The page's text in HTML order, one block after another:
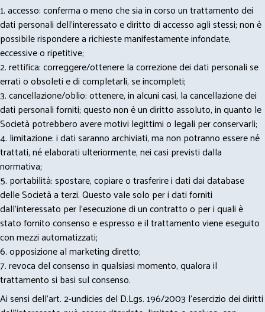
1. accesso: conferma o meno che sia in corso un trattamento dei
dati personali dell’interessato e diritto di accesso agli stessi; non è
possibile rispondere a richieste manifestamente infondate,
eccessive o ripetitive;
2. rettifica: correggere/ottenere la correzione dei dati personali se
errati o obsoleti e di completarli, se incompleti;
3. cancellazione/oblio: ottenere, in alcuni casi, la cancellazione dei
dati personali forniti; questo non è un diritto assoluto, in quanto le
Società potrebbero avere motivi legittimi o legali per conservarli;
4. limitazione: i dati saranno archiviati, ma non potranno essere né
trattati, né elaborati ulteriormente, nei casi previsti dalla
normativa;
5. portabilità: spostare, copiare o trasferire i dati dai database
delle Società a terzi. Questo vale solo per i dati forniti
dall’interessato per l’esecuzione di un contratto o per i quali è
stato fornito consenso e espresso e il trattamento viene eseguito
con mezzi automatizzati;
6. opposizione al marketing diretto;
7. revoca del consenso in qualsiasi momento, qualora il
trattamento si basi sul consenso.
Ai sensi dell’art. 2-undicies del D.Lgs. 196/2003 l’esercizio dei diritti